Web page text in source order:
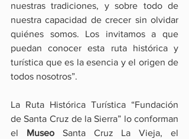
nuestras tradiciones, y sobre todo de
nuestra capacidad de crecer sin olvidar
quiénes somos. Los invitamos a que
puedan conocer esta ruta histórica y
turística que es la esencia y el origen de
todos nosotros”.
La Ruta Histórica Turística “Fundación
de Santa Cruz de la Sierra” lo conforman
el Museo